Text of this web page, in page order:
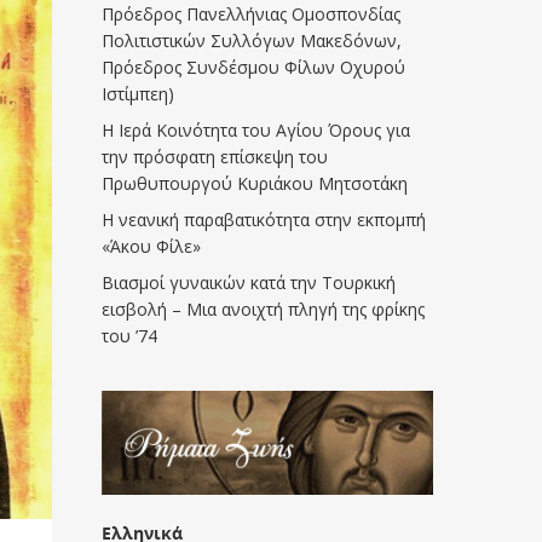
Πρόεδρος Πανελλήνιας Ομοσπονδίας
Πολιτιστικών Συλλόγων Μακεδόνων,
Πρόεδρος Συνδέσμου Φίλων Οχυρού
Ιστίμπεη)
Η Ιερά Κοινότητα του Αγίου Όρους για
την πρόσφατη επίσκεψη του
Πρωθυπουργού Κυριάκου Μητσοτάκη
Η νεανική παραβατικότητα στην εκπομπή
«Άκου Φίλε»
Βιασμοί γυναικών κατά την Τουρκική
εισβολή – Μια ανοιχτή πληγή της φρίκης
του ’74
Ελληνικά